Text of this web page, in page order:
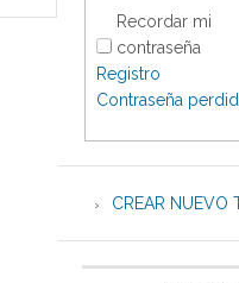
Recordar mi
contraseña
Registro
Contraseña
CREAR NUEVO